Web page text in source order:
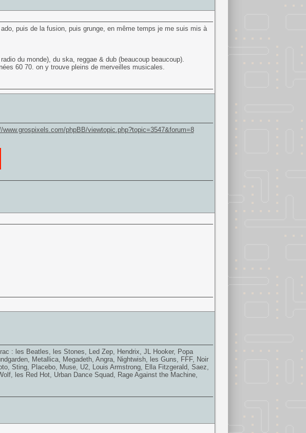
puis de la fusion, puis grunge, en même temps je me suis mis à
du monde), du ska, reggae & dub (beaucoup beaucoup).
60 70. on y trouve pleins de merveilles musicales.
www.grospixels.com/phpBB/viewtopic.php?topic=3547&forum=8
: les Beatles, les Stones, Led Zep, Hendrix, JL Hooker, Popa
Metallica, Megadeth, Angra, Nightwish, les Guns, FFF, Noir
Sting, Placebo, Muse, U2, Louis Armstrong, Ella Fitzgerald, Saez,
les Red Hot, Urban Dance Squad, Rage Against the Machine,